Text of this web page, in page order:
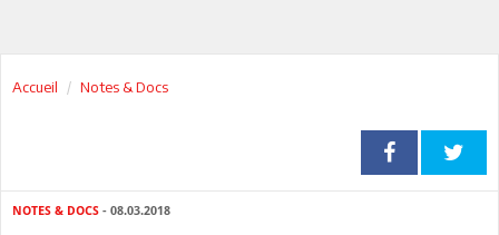
Accueil Notes & Docs
NOTES & DOCS - 08.03.2018